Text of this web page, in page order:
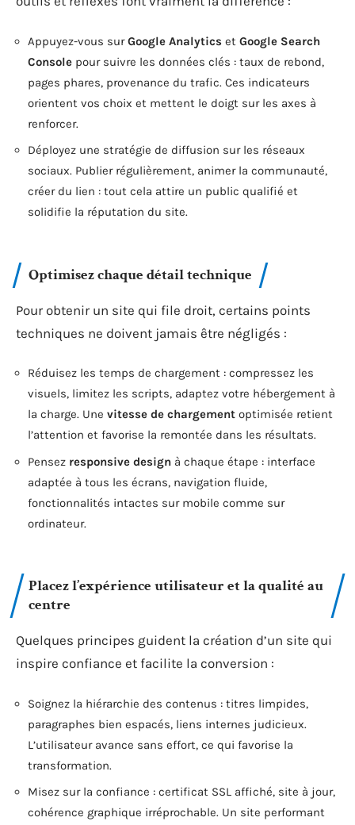
Appuyez-vous surGoogle Analytics et Google Search
Console pour suivre les données clés : taux de rebond,
pages phares, provenance du trafic. Ces indicateurs
orientent vos choix et mettent le doigt sur les axes à
renforcer.
Déployez une stratégie de diffusion sur les réseaux
sociaux. Publier régulièrement, animer la communauté,
créer du lien : tout cela attire un public qualifié et
solidifie la réputation du site.
Optimisez chaque détail technique
Pour obtenir un site qui file droit, certains points
techniques ne doivent jamais être négligés :
Réduisez les temps de chargement : compressez les
visuels, limitez les scripts, adaptez votre hébergement à
la charge. Une vitesse de chargement optimisée retient
l’attention et favorise la remontée dans les résultats.
Pensez responsive design à chaque étape : interface
adaptée à tous les écrans, navigation fluide,
fonctionnalités intactes sur mobile comme sur
ordinateur.
Placez l’expérience utilisateur et la qualité au
centre
Quelques principes guident la création d’un site qui
inspire confiance et facilite la conversion :
Soignez la hiérarchie des contenus : titres limpides,
paragraphes bien espacés, liens internes judicieux.
L’utilisateur avance sans effort, ce qui favorise la
transformation.
Misez sur la confiance : certificat SSL affiché, site à jour,
cohérence graphique irréprochable. Un site performant